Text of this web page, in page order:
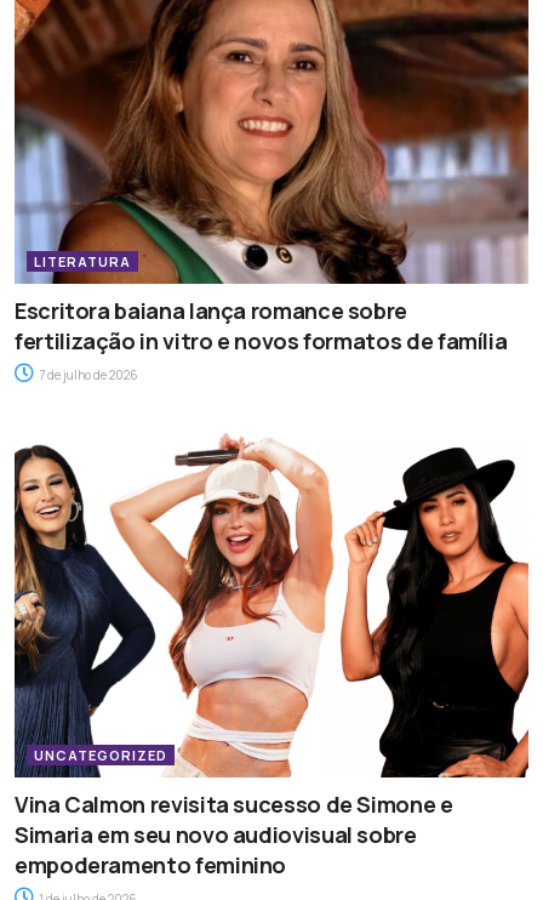
LITERATURA
Escritora baiana lança romance sobre
fertilização in vitro e novos formatos de família
7 de julho de 2026
UNCATEGORIZED
Vina Calmon revisita sucesso de Simone e
Simaria em seu novo audiovisual sobre
empoderamento feminino